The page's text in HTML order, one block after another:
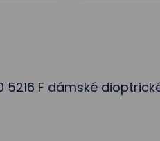
5216 F dámské